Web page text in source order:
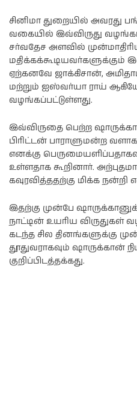
சினிமா துறையில் அவரது
வகையில் இவ்விருது
சர்வதேச அளவில்
மதிக்கக்கூடியவர்களுக்கும்
ஏற்கனவே ஜாக்கிசான்,
மற்றும் ஐஸ்வர்யா ராய்
வழங்கப்பட்டுள்ளது.
இவ்விருதை பெற்ற
பிரிட்டன் பாராளுமன்ற
எனக்கு
உள்ளதாக கூறினார்.
கவுரவித்ததற்கு மிக்க நன்றி
இதற்கு முன்பே
நாட்டின் உயரிய விருதுகள்
கடந்த சில தினங்களுக்கு
தூதுவராகவும் ஷாருக்கான்
குறிப்பிடத்தக்கது.